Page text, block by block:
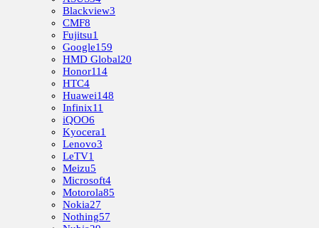
Blackview3
CMF8
Fujitsu1
Google159
HMD Global20
Honor114
HTC4
Huawei148
Infinix11
iQOO6
Kyocera1
Lenovo3
LeTV1
Meizu5
Microsoft4
Motorola85
Nokia27
Nothing57